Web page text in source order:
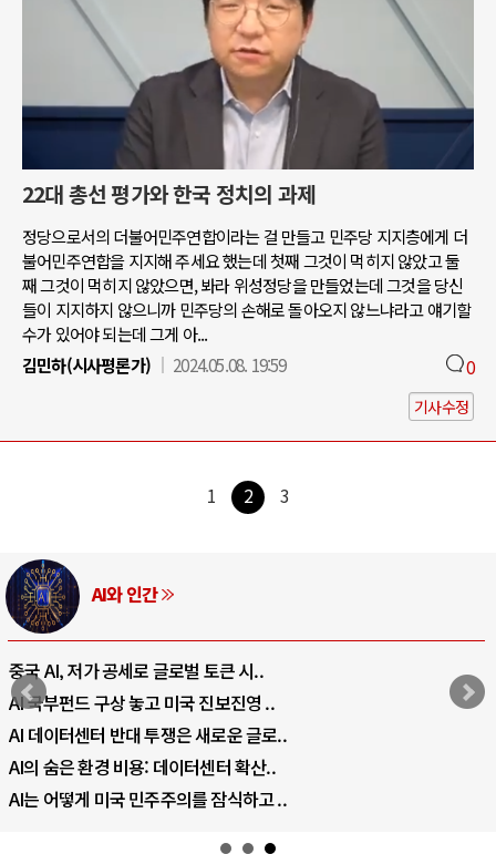
22대 총선 평가와 한국 정치의 과제
정당으로서의 더불어민주연합이라는 걸 만들고 민주당 지지층에게 더
불어민주연합을 지지해 주세요 했는데 첫째 그것이 먹히지 않았고 둘
째 그것이 먹히지 않았으면, 봐라 위성정당을 만들었는데 그것을 당신
들이 지지하지 않으니까 민주당의 손해로 돌아오지 않느냐라고 얘기할
수가 있어야 되는데 그게 아...
김민하(시사평론가)
2024.05.08. 19:59 0
기사수정
1 2 3
AI와 인간
중국 AI, 저가 공세로 글로벌 토큰 시..
AI 국부펀드 구상 놓고 미국 진보진영 ..
AI 데이터센터 반대 투쟁은 새로운 글로..
AI의 숨은 환경 비용: 데이터센터 확산..
AI는 어떻게 미국 민주주의를 잠식하고 ..